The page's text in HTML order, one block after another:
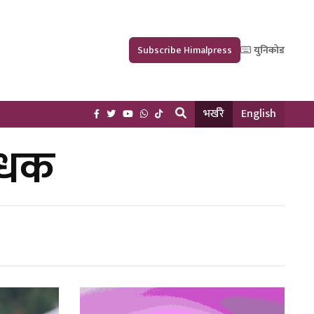
Subscribe Himalpress युनिकोड
भर्खरै English